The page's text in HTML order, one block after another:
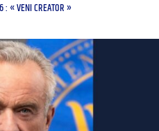
: « VENI CREATOR »